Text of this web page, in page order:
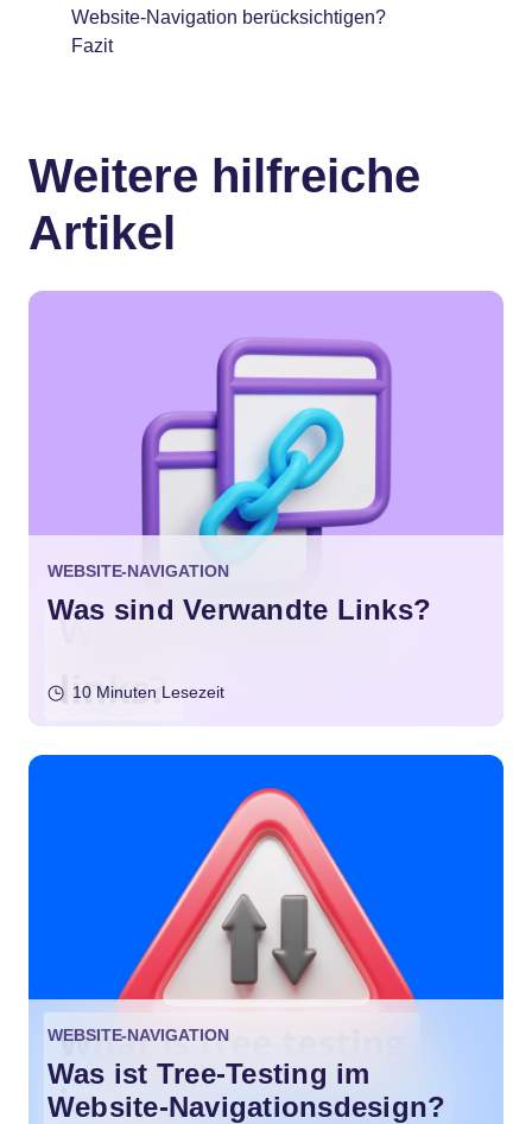
Website-Navigation berücksichtigen?
Fazit
Weitere hilfreiche
Artikel
WEBSITE-NAVIGATION
Was sind Verwandte Links?
10 Minuten Lesezeit
WEBSITE-NAVIGATION
Was ist Tree-Testing im
Website-Navigationsdesign?